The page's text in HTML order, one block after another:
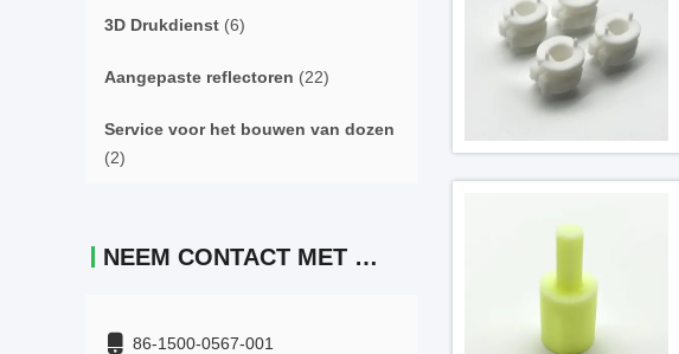
3D Drukdienst (6)
Aangepaste reflectoren (22)
Service voor het bouwen van dozen
(2)
NEEM CONTACT MET ONS OP
86-1500-0567-001